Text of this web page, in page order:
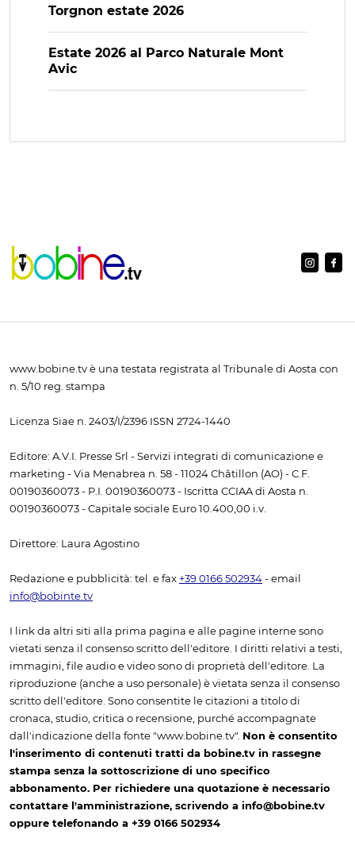
Torgnon estate 2026
Estate 2026 al Parco Naturale Mont
Avic
www.bobine.tv è una testata registrata al Tribunale di Aosta con
n. 5/10 reg. stampa
Licenza Siae n. 2403/I/2396 ISSN 2724-1440
Editore: A.V.I. Presse Srl - Servizi integrati di comunicazione e
marketing - Via Menabrea n. 58 - 11024 Châtillon (AO) - C.F.
00190360073 - P.I. 00190360073 - Iscritta CCIAA di Aosta n.
00190360073 - Capitale sociale Euro 10.400,00 i.v.
Direttore: Laura Agostino
Redazione e pubblicità: tel. e fax +39 0166 502934 - email
info@bobinte.tv
I link da altri siti alla prima pagina e alle pagine interne sono
vietati senza il consenso scritto dell'editore. I diritti relativi a testi,
immagini, file audio e video sono di proprietà dell'editore. La
riproduzione (anche a uso personale) è vietata senza il consenso
scritto dell'editore. Sono consentite le citazioni a titolo di
cronaca, studio, critica o recensione, purché accompagnate
dall'indicazione della fonte "www.bobine.tv". Non è consentito
l'inserimento di contenuti tratti da bobine.tv in rassegne
stampa senza la sottoscrizione di uno specifico
abbonamento. Per richiedere una quotazione è necessario
contattare l'amministrazione, scrivendo a info@bobine.tv
oppure telefonando a +39 0166 502934